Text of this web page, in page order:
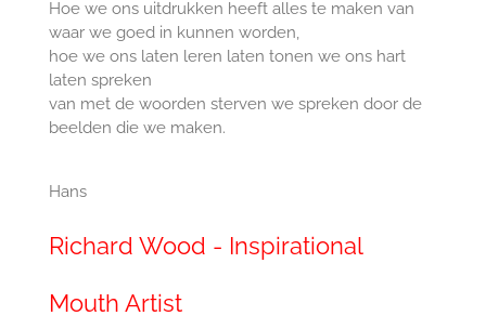
Hoe we ons uitdrukken heeft alles te maken van
waar we goed in kunnen worden,
hoe we ons laten leren laten tonen we ons hart
laten spreken
van met de woorden sterven we spreken door de
beelden die we maken.
Hans
Richard Wood - Inspirational
Mouth Artist